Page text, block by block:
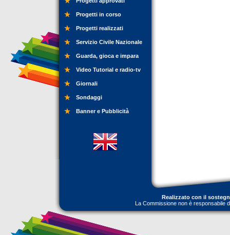
Progetti in corso
Progetti realizzati
Servizio Civile Nazionale
Guarda, gioca e impara
Video Tutorial e radio-tv
Giornali
Sondaggi
Banner e Pubblicità
Realizzato con il
La Commissione non è responsabile